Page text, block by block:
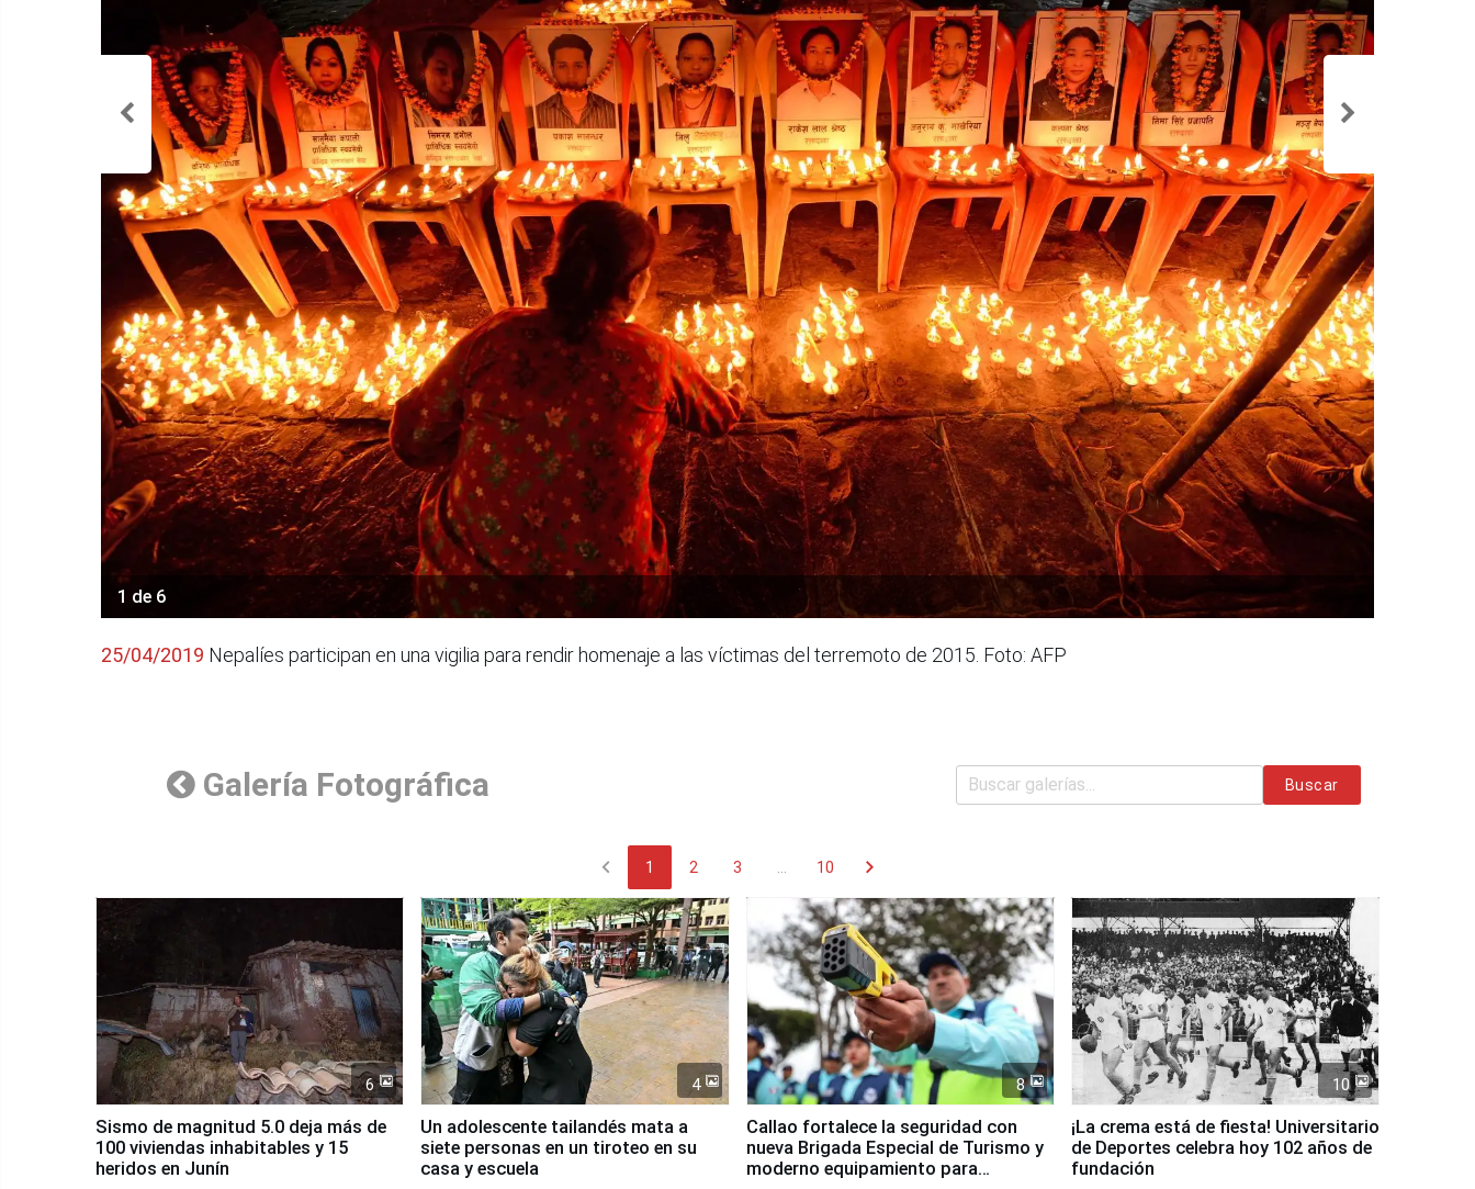
1 de 6
25/04/2019 Nepalíes participan en una vigilia para rendir homenaje a las víctimas del terremoto de 2015. Foto: AFP
Galería Fotográfica Buscar
chevron_left 1 2 3 10 chevron_right
6
Sismo de magnitud 5.0 deja más de
100 viviendas inhabitables y 15
heridos en Junín
4
Un adolescente tailandés mata a
siete personas en un tiroteo en su
casa y escuela
8
Callao fortalece la seguridad con
nueva Brigada Especial de Turismo y
moderno equipamiento para
10
¡La crema está de fiesta! Universitario
de Deportes celebra hoy 102 años de
fundación